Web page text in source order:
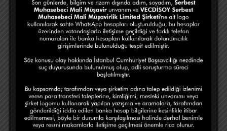
İSMMMO 2025 Yılı Mali Rehber
Sermaye Piyasası Lisanslama Sicil ve Eğitim
Kuruluşu (SPL) Lisansına Sahip Mali Müşavir
Mali Müşavir Nasıl Olunur? Adımlar ve
Şartlar Detaylı Rehber